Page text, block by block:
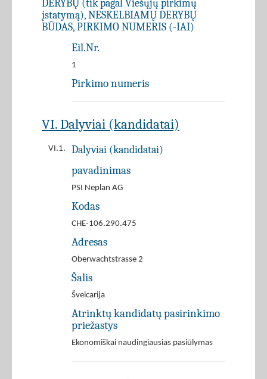
DERYBŲ (tik pagal Viešųjų pirkimų
įstatymą), NESKELBIAMŲ DERYBŲ
BŪDAS, PIRKIMO NUMERIS (-IAI)
Eil.Nr.
1
Pirkimo numeris
VI. Dalyviai (kandidatai)
VI.1. Dalyviai (kandidatai)
pavadinimas
PSI Neplan AG
Kodas
CHE-106.290.475
Adresas
Oberwachtstrasse 2
Šalis
Šveicarija
Atrinktų kandidatų pasirinkimo
priežastys
Ekonomiškai naudingiausias pasiūlymas